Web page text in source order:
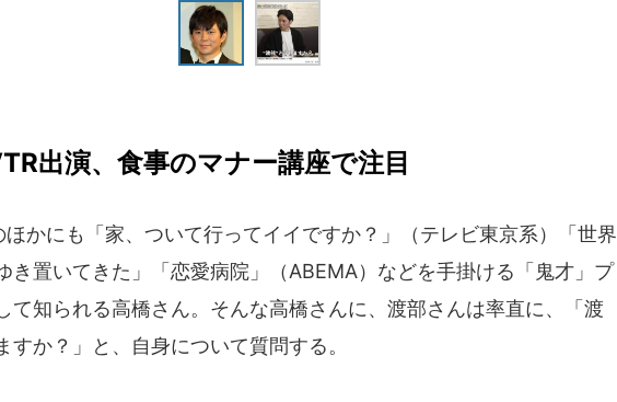
出演、食事のマナー講座で注目
かにも「家、ついて行ってイイですか？」（テレビ東京系）「世界
き置いてきた」「恋愛病院」（ABEMA）などを手掛ける「鬼才」プ
て知られる高橋さん。そんな高橋さんに、渡部さんは率直に、「渡
すか？」と、自身について質問する。